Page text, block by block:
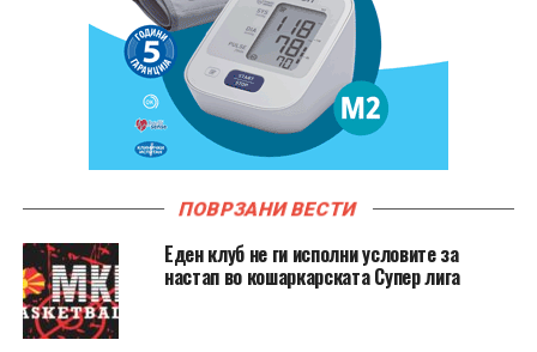
ПОВРЗАНИ ВЕСТИ
Еден клуб не ги исполни условите за
настап во кошаркарската Супер лига